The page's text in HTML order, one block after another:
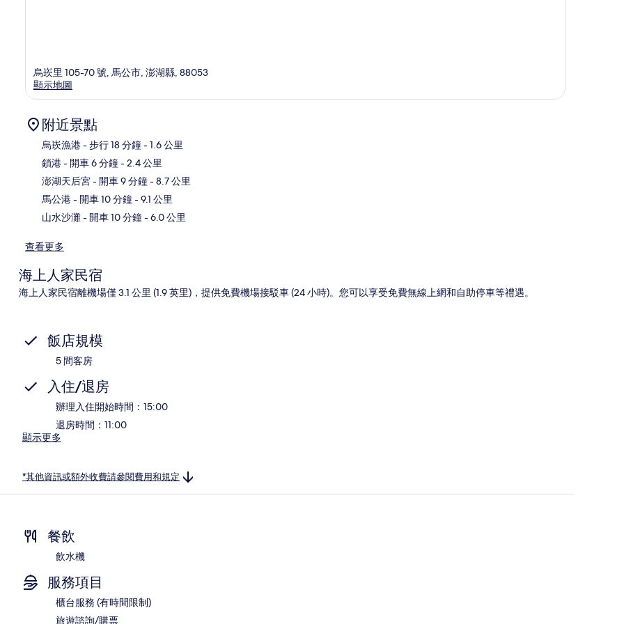
烏崁里 105-70 號, 馬公市, 澎湖縣, 88053
顯示地圖
附近景點
烏崁漁港- 步行 18 分鐘- 1.6 公里
鎖港- 開車 6 分鐘- 2.4 公里
澎湖天后宮- 開車 9 分鐘- 8.7 公里
馬公港- 開車 10 分鐘- 9.1 公里
山水沙灘- 開車 10 分鐘- 6.0 公里
查看更多
海上人家民宿
海上人家民宿離機場僅 3.1 公里 (1.9 英里)，提供免費機場接駁車 (24 小時)。您可以享受免費無線上網和自助停車等禮遇。
飯店規模
5 間客房
入住/退房
辦理入住開始時間：15:00
退房時間：11:00
顯示更多
*其他資訊或額外收費請參閱費用和規定
餐飲
飲水機
服務項目
櫃台服務 (有時間限制)
旅遊諮詢/購票